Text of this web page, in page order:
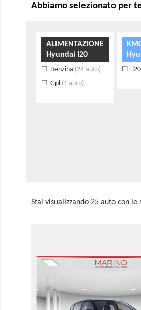
Abbiamo selezionato per
ALIMENTAZIONE
Hyundai I20
Benzina (24 auto)
Gpl (1 auto)
Stai visualizzando 25 auto con